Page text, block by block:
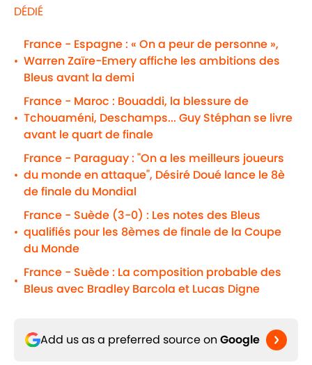
DÉDIÉ
•
France - Espagne : « On a peur de personne »,
Warren Zaïre-Emery affiche les ambitions des
Bleus avant la demi
•
France - Maroc : Bouaddi, la blessure de
Tchouaméni, Deschamps... Guy Stéphan se livre
avant le quart de finale
•
France - Paraguay : "On a les meilleurs joueurs
du monde en attaque", Désiré Doué lance le 8è
de finale du Mondial
•
France - Suède (3-0) : Les notes des Bleus
qualifiés pour les 8èmes de finale de la Coupe
du Monde
•
France - Suède : La composition probable des
Bleus avec Bradley Barcola et Lucas Digne
Add us as a preferred source on Google